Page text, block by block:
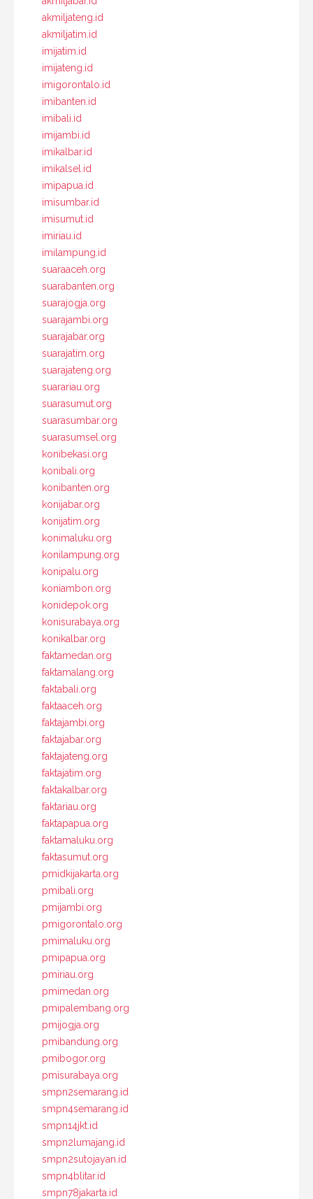
akmiljateng.id
akmiljatim.id
imijatim.id
imijateng.id
imigorontalo.id
imibanten.id
imibali.id
imijambi.id
imikalbar.id
imikalsel.id
imipapua.id
imisumbar.id
imisumut.id
imiriau.id
imilampung.id
suaraaceh.org
suarabanten.org
suarajogja.org
suarajambi.org
suarajabar.org
suarajatim.org
suarajateng.org
suarariau.org
suarasumut.org
suarasumbar.org
suarasumsel.org
konibekasi.org
konibali.org
konibanten.org
konijabar.org
konijatim.org
konimaluku.org
konilampung.org
konipalu.org
koniambon.org
konidepok.org
konisurabaya.org
konikalbar.org
faktamedan.org
faktamalang.org
faktabali.org
faktaaceh.org
faktajambi.org
faktajabar.org
faktajateng.org
faktajatim.org
faktakalbar.org
faktariau.org
faktapapua.org
faktamaluku.org
faktasumut.org
pmidkijakarta.org
pmibali.org
pmijambi.org
pmigorontalo.org
pmimaluku.org
pmipapua.org
pmiriau.org
pmimedan.org
pmipalembang.org
pmijogja.org
pmibandung.org
pmibogor.org
pmisurabaya.org
smpn2semarang.id
smpn4semarang.id
smpn14jkt.id
smpn2lumajang.id
smpn2sutojayan.id
smpn4blitar.id
smpn78jakarta.id